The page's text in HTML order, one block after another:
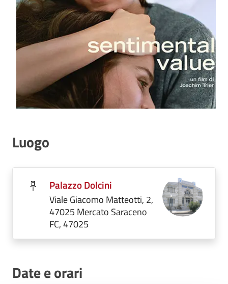
Luogo
Palazzo Dolcini
Viale Giacomo Matteotti, 2,
47025 Mercato Saraceno
FC, 47025
Date e orari